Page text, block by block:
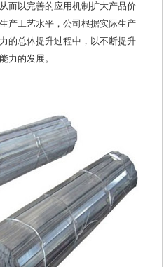
而以完善的应用机制扩大产品价
产工艺水平，公司根据实际生产
的总体提升过程中，以不断提升
力的发展。